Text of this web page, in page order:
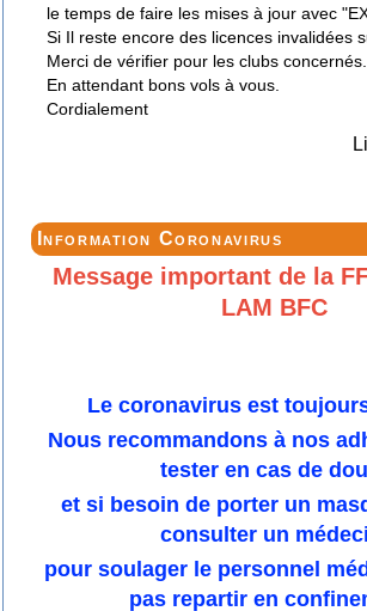
le temps de faire les mises à jour avec
Si Il reste encore des licences invalidées
Merci de vérifier pour les clubs concernés.
En attendant bons vols à vous.
Cordialement
Information Coronavirus
Message important de la
LAM BFC
Le coronavirus est
Nous recommandons à nos
tester en cas de
et si besoin de porter un
consulter un
pour soulager le personnel
pas repartir en